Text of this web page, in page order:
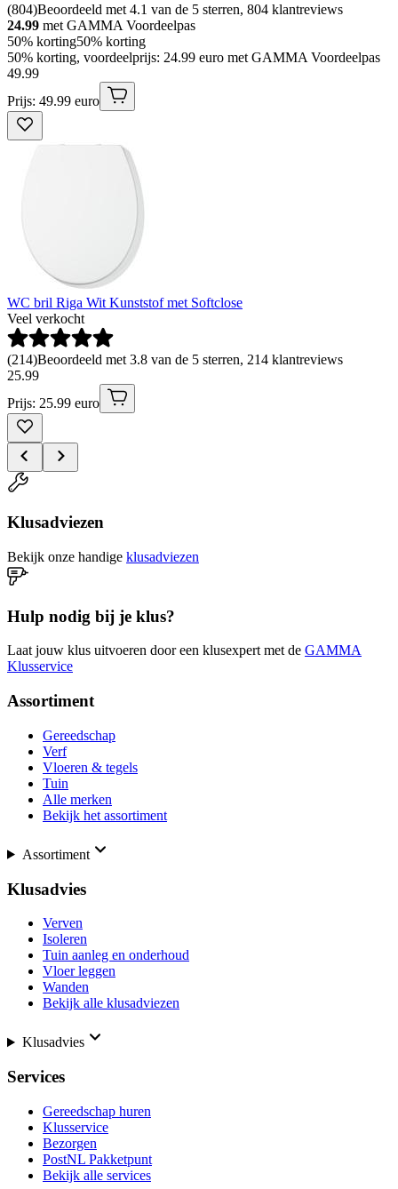
(804)Beoordeeld met 4.1 van de 5 sterren, 804 klantreviews
24.99 met GAMMA Voordeelpas
50% korting50% korting
50% korting, voordeelprijs: 24.99 euro met GAMMA Voordeelpas
49.99
Prijs: 49.99 euro
WC bril Riga Wit Kunststof met Softclose
Veel verkocht
(214)Beoordeeld met 3.8 van de 5 sterren, 214 klantreviews
25.99
Prijs: 25.99 euro
Klusadviezen
Bekijk onze handige klusadviezen
Hulp nodig bij je klus?
Laat jouw klus uitvoeren door een klusexpert met de GAMMA
Klusservice
Assortiment
Gereedschap
Verf
Vloeren & tegels
Tuin
Alle merken
Bekijk het assortiment
Assortiment
Klusadvies
Verven
Isoleren
Tuin aanleg en onderhoud
Vloer leggen
Wanden
Bekijk alle klusadviezen
Klusadvies
Services
Gereedschap huren
Klusservice
Bezorgen
PostNL Pakketpunt
Bekijk alle services